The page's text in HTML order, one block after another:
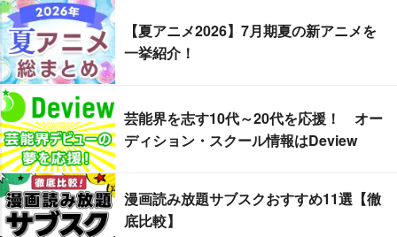
【夏アニメ2026】7月期夏の新アニメを
一挙紹介！
芸能界を志す10代～20代を応援！ オー
ディション・スクール情報はDeview
漫画読み放題サブスクおすすめ11選【徹
底比較】